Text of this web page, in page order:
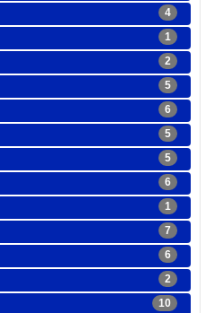
4
1
2
5
6
5
5
6
1
7
6
2
10